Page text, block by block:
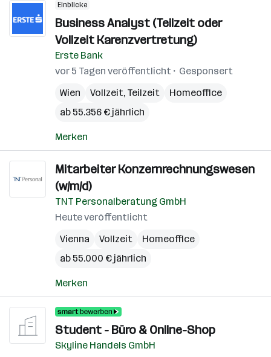
Einblicke
Business Analyst (Teilzeit oder
Vollzeit Karenzvertretung)
Erste Bank
vor 5 Tagen veröffentlicht
Gesponsert
Wien
Vollzeit, Teilzeit
Homeoffice
ab 55.356 € jährlich
Merken
Mitarbeiter Konzernrechnungswesen
(w/m/d)
TNT Personalberatung GmbH
Heute veröffentlicht
Vienna
Vollzeit
Homeoffice
ab 55.000 € jährlich
Merken
Student - Büro & Online-Shop
Skyline Handels GmbH